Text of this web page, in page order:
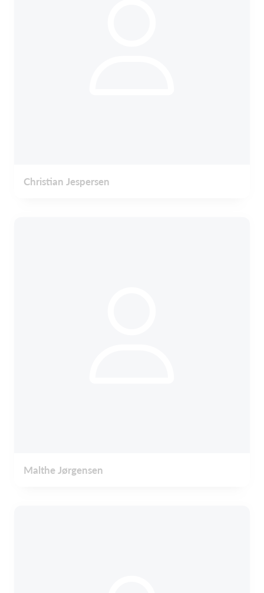
Christian Jespersen
Malthe Jørgensen